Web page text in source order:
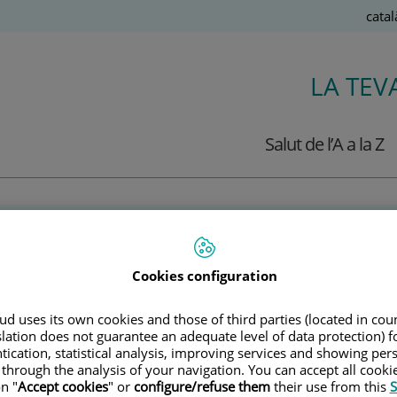
LA
Salut de l’A a la Z
Antonela Costa Varsi
Clínica
adjunta del servei de cardiologia del Centre Mèdic Teknon
Cookies configuration
uses its own cookies and those of third parties (located in
does not guarantee an adequate level of data protection)
statistical analysis, improving services and showing
the analysis of your navigation. You can accept all
"Accept cookies" or configure/refuse themtheir use from this